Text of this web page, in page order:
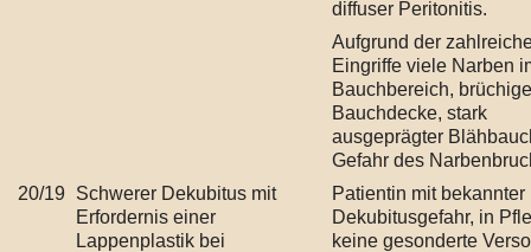
diffuser Peritonitis.
Aufgrund der
Eingriffe viele Narben
Bauchbereich, brüchige
Bauchdecke, stark
ausgeprägter
Gefahr des
20/19 Schwerer Dekubitus mit
Erfordernis einer
Lappenplastik bei
Patientin mit bekannter
Dekubitusgefahr, in
keine gesonderte